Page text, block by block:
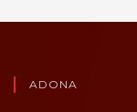
ADONA